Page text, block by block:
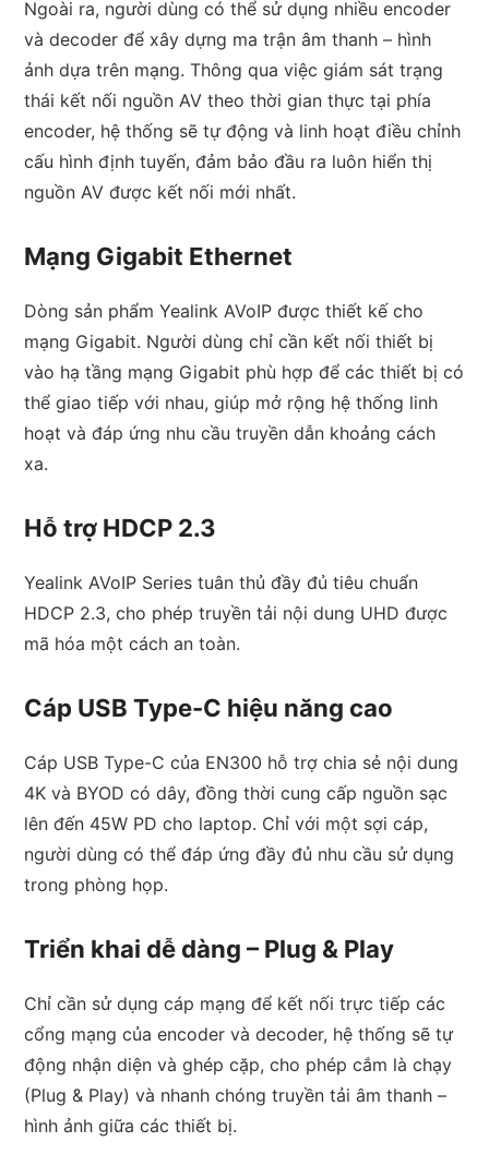
Ngoài ra, người dùng có thể sử dụng nhiều encoder
và decoder để xây dựng ma trận âm thanh – hình
ảnh dựa trên mạng. Thông qua việc giám sát trạng
thái kết nối nguồn AV theo thời gian thực tại phía
encoder, hệ thống sẽ tự động và linh hoạt điều chỉnh
cấu hình định tuyến, đảm bảo đầu ra luôn hiển thị
nguồn AV được kết nối mới nhất.
Mạng Gigabit Ethernet
Dòng sản phẩm Yealink AVoIP được thiết kế cho
mạng Gigabit. Người dùng chỉ cần kết nối thiết bị
vào hạ tầng mạng Gigabit phù hợp để các thiết bị có
thể giao tiếp với nhau, giúp mở rộng hệ thống linh
hoạt và đáp ứng nhu cầu truyền dẫn khoảng cách
xa.
Hỗ trợ HDCP 2.3
Yealink AVoIP Series tuân thủ đầy đủ tiêu chuẩn
HDCP 2.3, cho phép truyền tải nội dung UHD được
mã hóa một cách an toàn.
Cáp USB Type-C hiệu năng cao
Cáp USB Type-C của EN300 hỗ trợ chia sẻ nội dung
4K và BYOD có dây, đồng thời cung cấp nguồn sạc
lên đến 45W PD cho laptop. Chỉ với một sợi cáp,
người dùng có thể đáp ứng đầy đủ nhu cầu sử dụng
trong phòng họp.
Triển khai dễ dàng – Plug & Play
Chỉ cần sử dụng cáp mạng để kết nối trực tiếp các
cổng mạng của encoder và decoder, hệ thống sẽ tự
động nhận diện và ghép cặp, cho phép cắm là chạy
(Plug & Play) và nhanh chóng truyền tải âm thanh –
hình ảnh giữa các thiết bị.